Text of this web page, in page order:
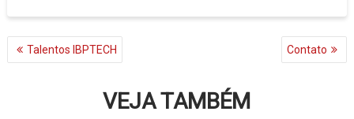
NAVEGAÇÃO
DE
Talentos IBPTECH Contato
VEJA TAMBÉM